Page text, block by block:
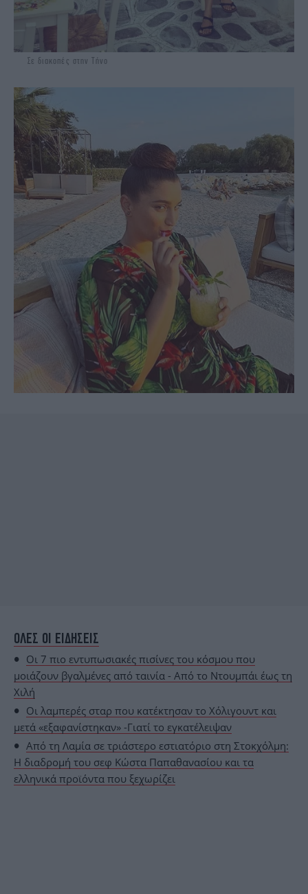
Σε διακοπές στην Τήνο
ΟΛΕΣ ΟΙ ΕΙΔΗΣΕΙΣ
Οι 7 πιο εντυπωσιακές πισίνες του κόσμου που
μοιάζουν βγαλμένες από ταινία - Από το Ντουμπάι έως τη
Χιλή
Οι λαμπερές σταρ που κατέκτησαν το Χόλιγουντ και
μετά «εξαφανίστηκαν» -Γιατί το εγκατέλειψαν
Από τη Λαμία σε τριάστερο εστιατόριο στη Στοκχόλμη:
Η διαδρομή του σεφ Κώστα Παπαθανασίου και τα
ελληνικά προϊόντα που ξεχωρίζει